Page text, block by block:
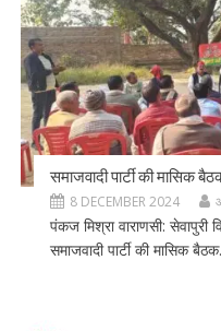
समाजवादी पार्टी की मासिक
8 DECEMBER 2024
पंकज मिश्रा वाराणसी: सेवापुरी
समाजवादी पार्टी की मासिक